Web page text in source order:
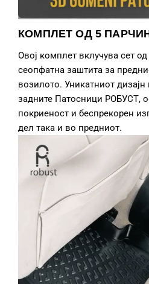
КОМПЛЕТ ОД 5
Овој комплет вклучува сет
сеопфатна заштита за
возилото. Уникатниот дизајн
задните Патосници РОБУСТ,
покриеност и беспрекорен
дел така и во предниот.